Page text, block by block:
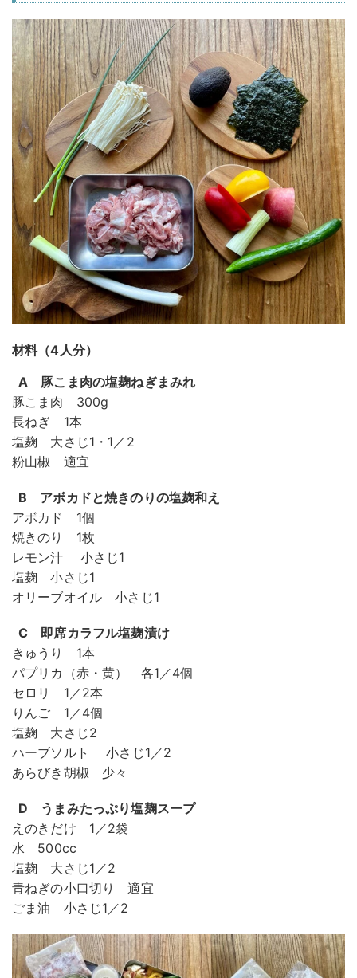
材料（4人分）
A 豚こま肉の塩麹ねぎまみれ
豚こま肉 300g
長ねぎ 1本
塩麹 大さじ1・1／2
粉山椒 適宜
B アボカドと焼きのりの塩麹和え
アボカド 1個
焼きのり 1枚
レモン汁 小さじ1
塩麹 小さじ1
オリーブオイル 小さじ1
C 即席カラフル塩麹漬け
きゅうり 1本
パプリカ（赤・黄） 各1／4個
セロリ 1／2本
りんご 1／4個
塩麹 大さじ2
ハーブソルト 小さじ1／2
あらびき胡椒 少々
D うまみたっぷり塩麹スープ
えのきだけ 1／2袋
水 500cc
塩麹 大さじ1／2
青ねぎの小口切り 適宜
ごま油 小さじ1／2